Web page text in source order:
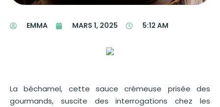
EMMA MARS 1, 2025 5:12 AM
La béchamel, cette sauce crémeuse prisée des
gourmands, suscite des interrogations chez les